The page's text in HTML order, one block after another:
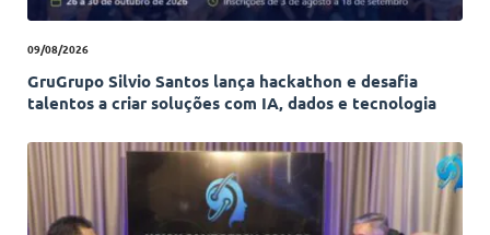
09/08/2026
GruGrupo Silvio Santos lança hackathon e desafia
talentos a criar soluções com IA, dados e tecnologia